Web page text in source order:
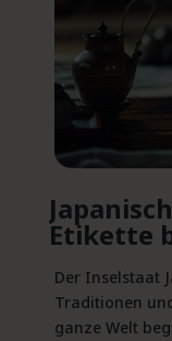
Etikette
Der Inselstaat
Traditionen
ganze Welt